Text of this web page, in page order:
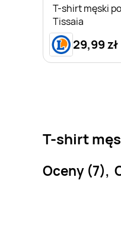
T-shirt męski
Tissaia
29,99 zł
T-shirt
Oceny (7),